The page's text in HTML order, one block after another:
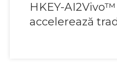
HKEY-AI2Vivo™
accelerează